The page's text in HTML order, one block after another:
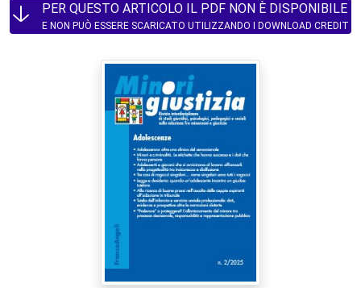
PER QUESTO ARTICOLO IL PDF NON È DISPONIBILE
E NON PUÒ ESSERE SCARICATO UTILIZZANDO I DOWNLOAD CREDIT